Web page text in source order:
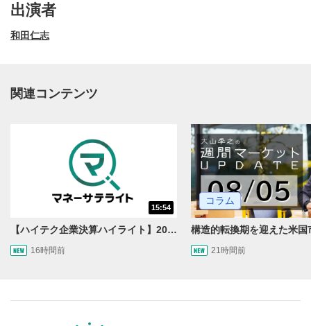
動画再生エリア
動画再生エリアをクリックすると、動画を再生または
一時停止します。
2
操作メニュー
再生/一時停止
動画を再生または一時停止します。
出演者
和田仁志
関連コンテンツ
15:54
【ハイテク企業決算ハイライト】2027年分のメモリに売切れ報道!?＜米国マーケットダイジェスト8/5号＞
16時間前
コラム
21時間前